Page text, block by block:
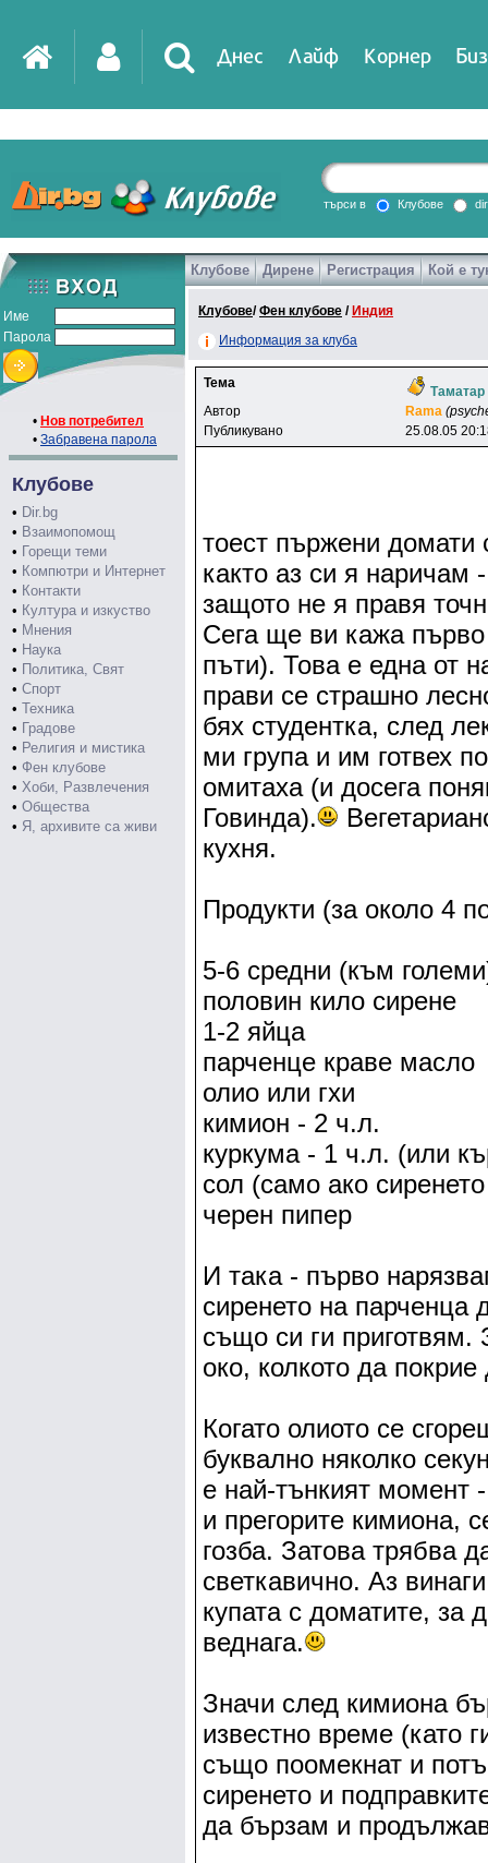
Днес Лайф Корнер
DirTV Impressio
Games
търси в Клубове
Име
Парола
• Нов потребител
• Забравена парола
Клубове
• Dir.bg
• Взаимопомощ
• Горещи теми
• Компютри и Интернет
• Контакти
• Култура и изкуство
• Мнения
• Наука
• Политика, Свят
• Спорт
• Техника
• Градове
• Религия и мистика
• Фен клубове
• Хоби, Развлечения
• Общества
• Я, архивите са живи
Клубове Дирене Регистрация Кой е
Клубове/Фен клубове / Индия
Информация за клуба
Тема
Автор
Rama
Публикувано
25.08.05
тоест пържени
както аз си я наричам
защото не я правя
Сега ще ви кажа
пъти). Това е една от
прави се страшно
бях студентка, след
ми група и им готвех
омитаха (и досега
Говинда).
кухня.
Продукти (за около 4
5-6 средни (към
половин кило сирене
1-2 яйца
парченце краве масло
олио или гхи
кимион - 2 ч.л.
куркума - 1 ч.л. (или
сол (само ако
черен пипер
И така - първо
сиренето на парченца
също си ги приготвям.
око, колкото да покрие
Когато олиото се
буквално няколко
е най-тънкият момент
и прегорите кимиона,
гозба. Затова трябва
светкавично. Аз
купата с доматите, за
веднага.
Значи след кимиона
известно време (като
също поомекнат и
сиренето и
да бързам и